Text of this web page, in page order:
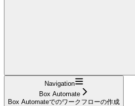
Navigation
Box Automate
Box Automateでのワークフローの作成